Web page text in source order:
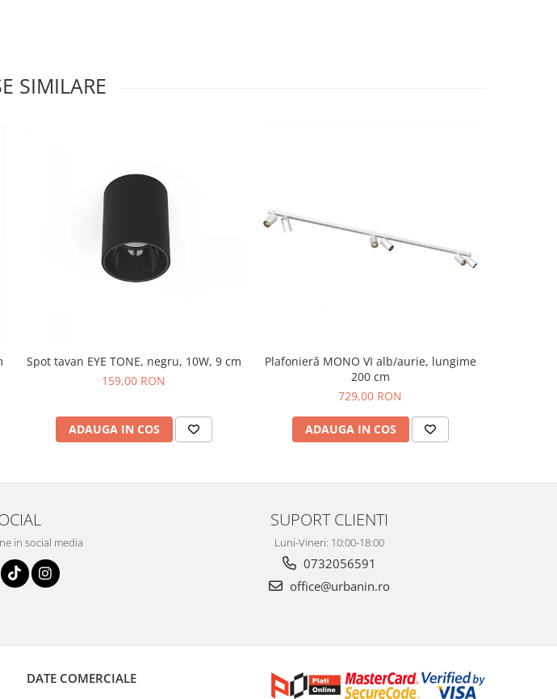
SIMILARE
Spot tavan EYE TONE, negru, 10W, 9 cm
159,00 RON
ADAUGA IN COS
Plafonieră MONO VI alb/aurie, lungime
200 cm
729,00 RON
ADAUGA IN COS
in social media
SUPORT CLIENTI
Luni-Vineri: 10:00-18:00
0732056591
office@urbanin.ro
DATE COMERCIALE